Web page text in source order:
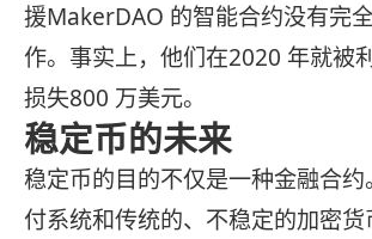
援MakerDAO 的智能合约没有完
作。事实上，他们在2020 年就被
损失800 万美元。
稳定币的未来
稳定币的目的不仅是一种金融合
付系统和传统的、不稳定的加密货